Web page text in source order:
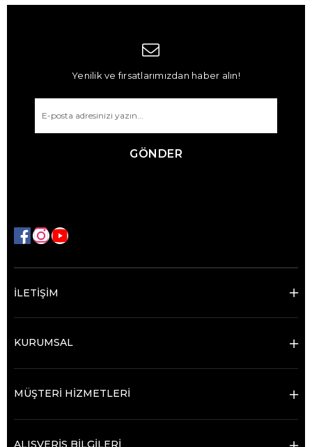
Yenilik ve fırsatlarımızdan haber alın!
GÖNDER
İLETİŞİM
KURUMSAL
MÜŞTERİ HİZMETLERİ
ALIŞVERİŞ BİLGİLERİ